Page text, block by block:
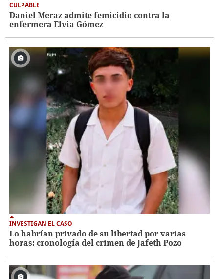
CULPABLE
Daniel Meraz admite femicidio contra la
enfermera Elvia Gómez
INVESTIGAN EL CASO
Lo habrían privado de su libertad por varias
horas: cronología del crimen de Jafeth Pozo